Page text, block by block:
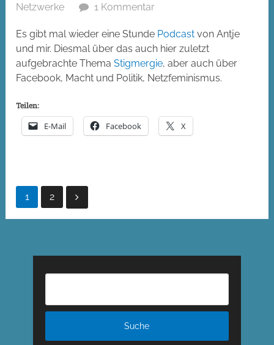
Netzwerke
1 Kommentar
Es gibt mal wieder eine Stunde Podcast von Antje
und mir. Diesmal über das auch hier zuletzt
aufgebrachte ThemaStigmergie, aber auch über
Facebook, Macht und Politik, Netzfeminismus.
Teilen:
E-Mail Facebook X
Seitennummerierung
der
1 2